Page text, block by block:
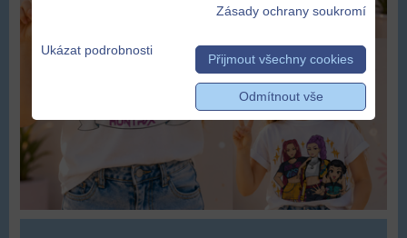
Zásady ochrany soukromí
Ukázat podrobnosti
Přijmout všechny cookies
Odmítnout vše